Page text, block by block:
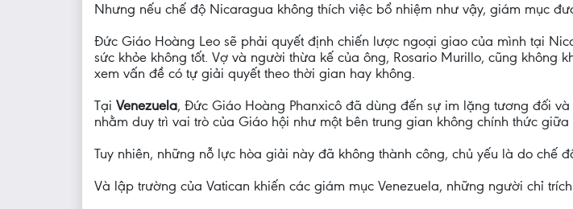
Nhưng nếu chế độ Nicaragua không thích việc bổ nhiệm như vậy, giám mục
Đức Giáo Hoàng Leo sẽ phải quyết định chiến lược ngoại giao của mình tại
sức khỏe không tốt. Vợ và người thừa kế của ông, Rosario Murillo, cũng không
xem vấn đề có tự giải quyết theo thời gian hay không.
Tại Venezuela, Đức Giáo Hoàng Phanxicô đã dùng đến sự im lặng tương đối
nhằm duy trì vai trò của Giáo hội như một bên trung gian không chính thức
Tuy nhiên, những nỗ lực hòa giải này đã không thành công, chủ yếu là do chế
Và lập trường của Vatican khiến các giám mục Venezuela, những người chỉ